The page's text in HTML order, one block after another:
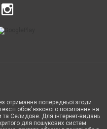
отримання попередньої згоди
обов'язкового посилання на
та Селидове. Для інтернет-видань
для пошукових систем